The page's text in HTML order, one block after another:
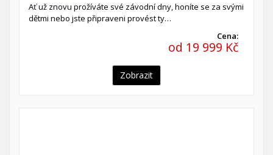
Ať už znovu prožíváte své závodní dny, honíte se za svými
dětmi nebo jste připraveni provést ty…
Cena:
od 19 999 Kč
Zobrazit